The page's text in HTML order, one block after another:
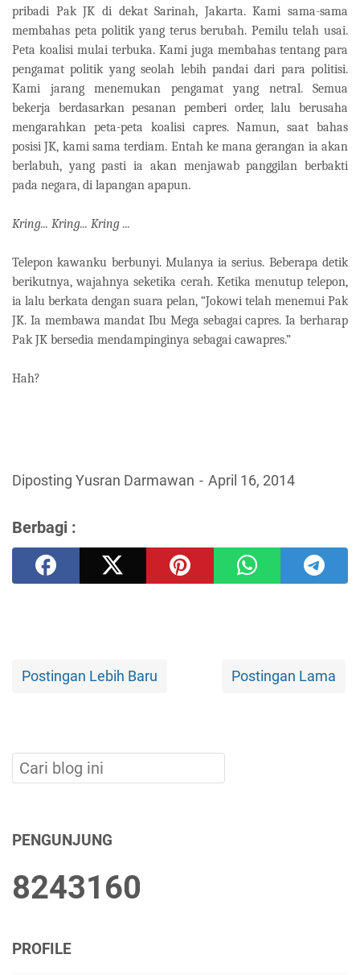
pribadi Pak JK di dekat Sarinah, Jakarta. Kami sama-sama
membahas peta politik yang terus berubah. Pemilu telah usai.
Peta koalisi mulai terbuka. Kami juga membahas tentang para
pengamat politik yang seolah lebih pandai dari para politisi.
Kami jarang menemukan pengamat yang netral. Semua
bekerja berdasarkan pesanan pemberi order, lalu berusaha
mengarahkan peta-peta koalisi capres. Namun, saat bahas
posisi JK, kami sama terdiam. Entah ke mana gerangan ia akan
berlabuh, yang pasti ia akan menjawab panggilan berbakti
pada negara, di lapangan apapun.
Kring... Kring... Kring ...
Telepon kawanku berbunyi. Mulanya ia serius. Beberapa detik
berikutnya, wajahnya seketika cerah. Ketika menutup telepon,
ia lalu berkata dengan suara pelan, “Jokowi telah menemui Pak
JK. Ia membawa mandat Ibu Mega sebagai capres. Ia berharap
Pak JK bersedia mendampinginya sebagai cawapres.”
Hah?
Diposting Yusran Darmawan April 16, 2014
Berbagi :
Postingan Lebih Baru Postingan Lama
PENGUNJUNG
8243160
PROFILE